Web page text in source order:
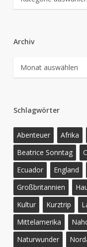
Archiv
Archiv
Schlagwörter
Abenteuer Afrika
Beatrice Sonntag
Ecuador
England
Großbritannien
Kultur
Kurztrip
Mittelamerika
Naturwunder